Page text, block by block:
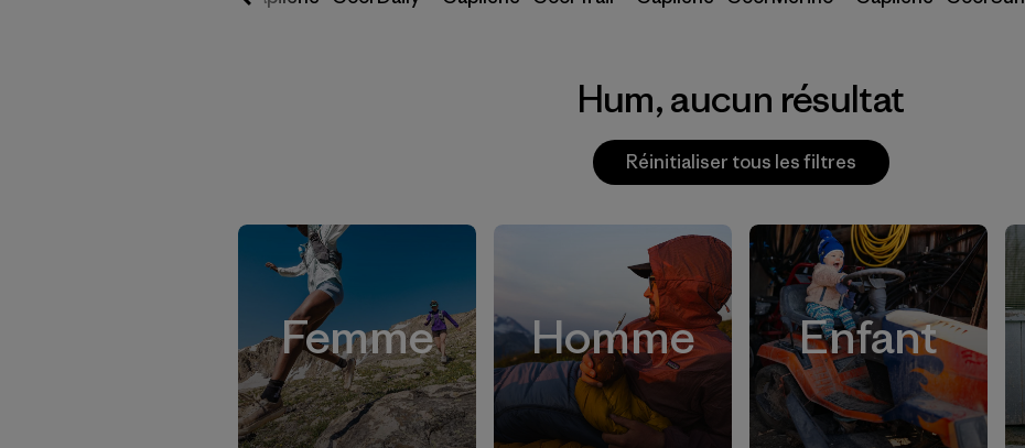
Hum, aucun résultat
Réinitialiser tous les filtres
Femme Homme Enfant